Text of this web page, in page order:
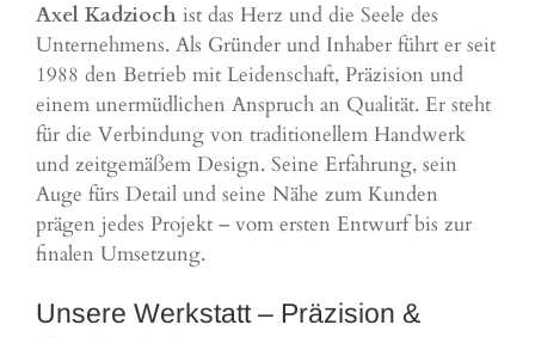
Axel Kadzioch ist das Herz und die Seele des
Unternehmens. Als Gründer und Inhaber führt er seit
1988 den Betrieb mit Leidenschaft, Präzision und
einem unermüdlichen Anspruch an Qualität. Er steht
für die Verbindung von traditionellem Handwerk
und zeitgemäßem Design. Seine Erfahrung, sein
Auge fürs Detail und seine Nähe zum Kunden
prägen jedes Projekt – vom ersten Entwurf bis zur
finalen Umsetzung.
Unsere Werkstatt – Präzision &